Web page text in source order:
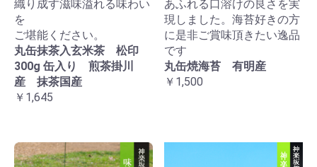
織り成す滋味溢れる味わい
を
ご堪能ください。
丸缶抹茶入玄米茶 松印
300g 缶入り 煎茶掛川
産 抹茶国産
￥1,645
あふれる口溶けの良さを実
現しました。海苔好きの方
に是非ご賞味頂きたい逸品
です
丸缶焼海苔 有明産
￥1,500